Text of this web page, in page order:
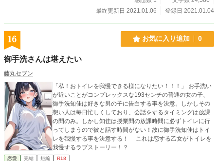
最終更新日 2021.01.06
登録日 2021.01.04
16 お気に入り追加 0
御手洗さんは堪えたい
藤丸セブン
「私！おトイレを我慢できる様になりたい！！！」 お手洗い
が近いことがコンプレックスな193センチの普通の女の子、
御手洗知佳は好きな男の子に告白する事を決意。しかしその
想い人は毎日忙しくしており、会話をするタイミングは放課
の間のみ。しかし知佳は授業間の放課時間に必ずトイレに行
ってしまうので彼と話す時間がない！故に御手洗知佳はトイ
レを我慢する事を決意する！ これは恋する乙女がトイレを
我慢するラブストーリー！？
恋愛 完結 短編 R18